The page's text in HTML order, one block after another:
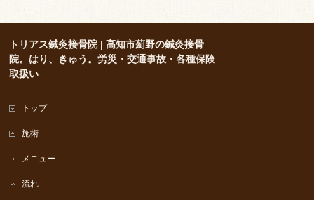
トリアス鍼灸接骨院 | 高知市薊野の鍼灸接骨
院。はり、きゅう。労災・交通事故・各種保険
取扱い
トップ
施術
メニュー
流れ